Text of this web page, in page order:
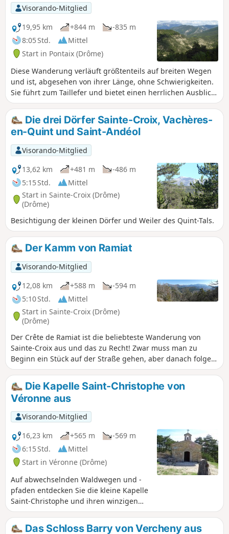
Drôme zu genießen.
Visorando-Mitglied
19,95 km
+844 m
-835 m
8:05 Std.
Mittel
Start in Pontaix (Drôme)
Diese Wanderung verläuft größtenteils auf breiten Wegen
und ist, abgesehen von ihrer Länge, ohne Schwierigkeiten.
Sie führt zum Taillefer und bietet einen herrlichen Ausblick
vom Vercors bis zum Massif des Trois-Becs mit schönen
Ausblicken auf das Drôme-Tal.
Die drei Dörfer Sainte-Croix, Vachères-
en-Quint und Saint-Andéol
Visorando-Mitglied
13,62 km
+481 m
-486 m
5:15 Std.
Mittel
Start in Sainte-Croix (Drôme)
(Drôme)
Besichtigung der kleinen Dörfer und Weiler des Quint-Tals.
Der Kamm von Ramiat
Visorando-Mitglied
12,08 km
+588 m
-594 m
5:10 Std.
Mittel
Start in Sainte-Croix (Drôme)
(Drôme)
Der Crête de Ramiat ist die beliebteste Wanderung von
Sainte-Croix aus und das zu Recht! Zwar muss man zu
Beginn ein Stück auf der Straße gehen, aber danach folgen
breite Wege oder gut markierte Pfade und vor allem
herrliche Ausblicke auf das Vallée de la Drôme und den
Vercors. Die Passage auf dem Kamm kann für schwindlige
Personen auf kurzen Strecken schwierig sein und erfordert
an einigen Stellen einen ziemlich sicheren Tritt. Es ist
jedoch möglich, diesen Abschnitt zu umgehen, ohne auf die
Schönheit der Landschaft verzichten zu müssen.
Die Kapelle Saint-Christophe von
Véronne aus
Visorando-Mitglied
16,23 km
+565 m
-569 m
6:15 Std.
Mittel
Start in Véronne (Drôme)
Auf abwechselnden Waldwegen und -
pfaden entdecken Sie die kleine Kapelle
Saint-Christophe und ihren winzigen
Friedhof, die auf den Anhöhen von
Véronne im Wald Grand Barry thronen,
Das Schloss Barry von Vercheny aus